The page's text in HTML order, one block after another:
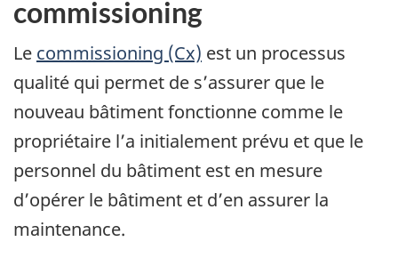
commissioning
Le commissioning (Cx) est un processus
qualité qui permet de s’assurer que le
nouveau bâtiment fonctionne comme le
propriétaire l’a initialement prévu et que le
personnel du bâtiment est en mesure
d’opérer le bâtiment et d’en assurer la
maintenance.